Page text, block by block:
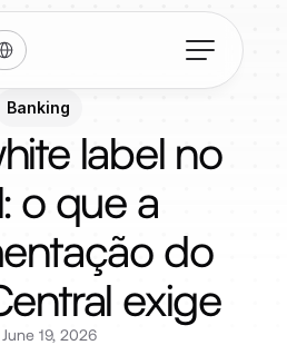
Language
Banking
label no
o que a
do
exige
June 19, 2026